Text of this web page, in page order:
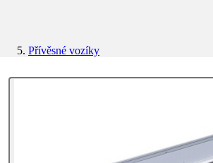
Přívěsné vozíky